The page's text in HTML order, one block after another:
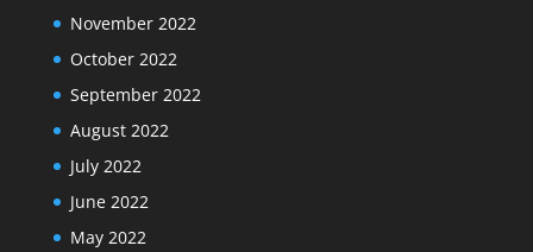
November 2022
October 2022
September 2022
August 2022
July 2022
June 2022
May 2022